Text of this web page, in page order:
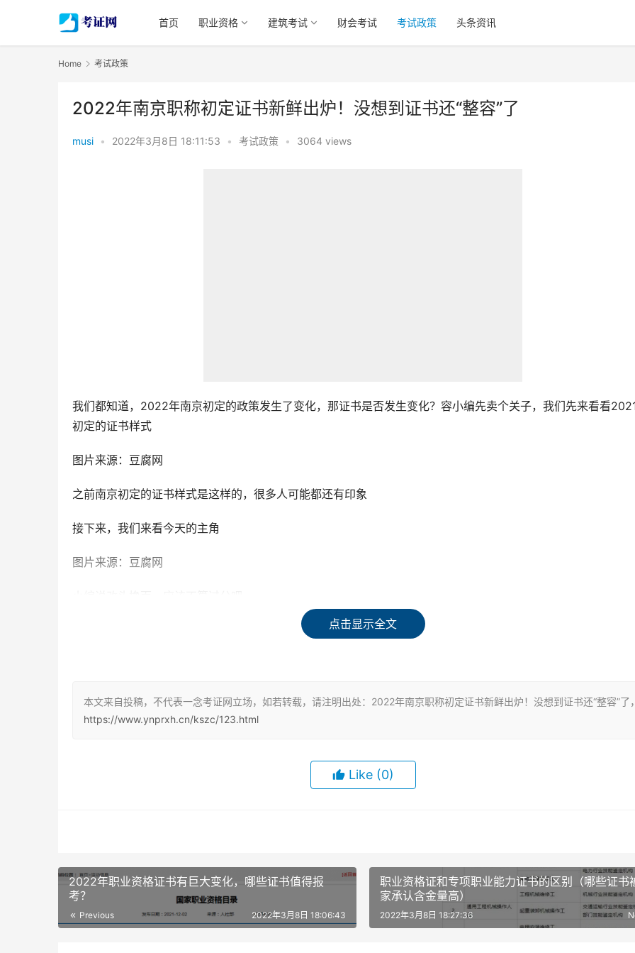
首页 职业资格 建筑考试 财会考试 考试政策 头条资讯
Home 考试政策
2022年南京职称初定证书新鲜出炉！没想到证书还“整容”了
musi • 2022年3月8日 18:11:53 • 考试政策 • 3064 views
我们都知道，2022年南京初定的政策发生了变化，那证书是否发生变化？容小编先卖个关子，我们先来看看
初定的证书样式
图片来源：豆腐网
之前南京初定的证书样式是这样的，很多人可能都还有印象
接下来，我们来看今天的主角
图片来源：豆腐网
其中内容还是稍微发生了一些变化的。且听小编给你慢慢分析
2. 最新的证书增加了工作单位，评审是否也会统一成这样还不好说，但南京市的评审也迁到了江苏人社网办大厅
点击显示全文
本文来自投稿，不代表一念考证网立场，如若转载，请注明出处：2022年南京职称初定证书新鲜出炉！没想到证书还“整容”了，
https://www.ynprxh.cn/kszc/123.html
Like (0)
2022年职业资格证书有巨大变化，哪些证书值得报
考？
Previous 2022年3月8日 18:06:43
职业资格证和专项职业能力证书的区别（哪些证书
家承认含金量高）
2022年3月8日 18:27:36